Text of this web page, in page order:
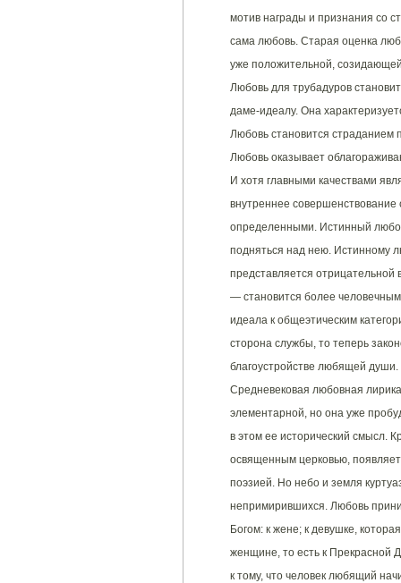
мотив награды и признания со
сама любовь. Старая оценка
уже положительной,
Любовь для трубадуров
даме-идеалу. Она
Любовь становится страданием
Любовь оказывает
И хотя главными качествами
внутреннее совершенствование
определенными. Истинный
подняться над нею. Истинному
представляется
— становится более
идеала к общеэтическим
сторона службы, то теперь
благоустройстве любящей души.
Средневековая любовная
элементарной, но она уже
в этом ее исторический смысл.
освященным церковью,
поэзией. Но небо и земля
непримирившихся. Любовь
Богом: к жене; к девушке,
женщине, то есть к Прекрасной
к тому, что человек любящий